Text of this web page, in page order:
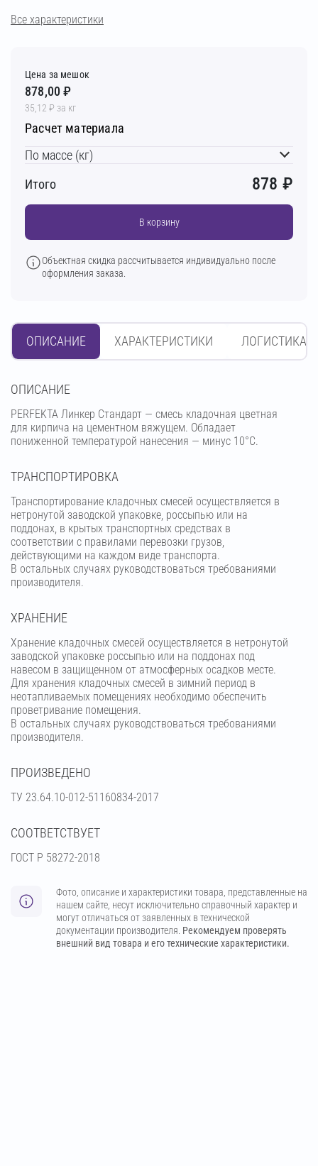
серебристо-серый
шоколадный
Все характеристики
Цена за мешок
878,00 ₽
35,12 ₽ за кг
Расчет материала
По массе (кг)
Итого
878 ₽
В корзину
Объектная скидка рассчитывается индивидуально после
оформления заказа.
ОПИСАНИЕ ХАРАКТЕРИСТИКИ ЛОГИСТИКА
OПИСАНИЕ
PERFEKTA Линкер Стандарт — смесь кладочная цветная
для кирпича на цементном вяжущем. Обладает
пониженной температурой нанесения — минус 10°С.
ТРАНСПОРТИРОВКА
Транспортирование кладочных смесей осуществляется в
нетронутой заводской упаковке, россыпью или на
поддонах, в крытых транспортных средствах в
соответствии с правилами перевозки грузов,
действующими на каждом виде транспорта.
В остальных случаях руководствоваться требованиями
производителя.
ХРАНЕНИЕ
Хранение кладочных смесей осуществляется в нетронутой
заводской упаковке россыпью или на поддонах под
навесом в защищенном от атмосферных осадков месте.
Для хранения кладочных смесей в зимний период в
неотапливаемых помещениях необходимо обеспечить
проветривание помещения.
В остальных случаях руководствоваться требованиями
производителя.
ПРОИЗВЕДЕНО
ТУ 23.64.10-012-51160834-2017
СООТВЕТСТВУЕТ
ГОСТ Р 58272-2018
Фото, описание и характеристики товара, представленные на
нашем сайте, несут исключительно справочный характер и
могут отличаться от заявленных в технической
документации производителя. Рекомендуем проверять
внешний вид товара и его технические характеристики.